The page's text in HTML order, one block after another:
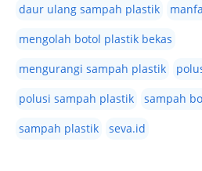
daur ulang sampah plastik
mengolah botol plastik bekas
mengurangi sampah plastik
polusi sampah plastik
sampah
sampah plastik
seva.id